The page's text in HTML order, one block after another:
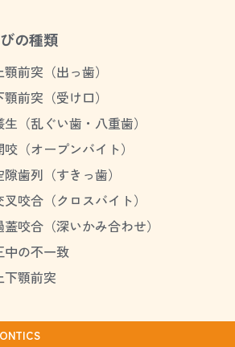
の種類
顎前突（出っ歯）
顎前突（受け口）
生（乱ぐい歯・八重歯）
咬（オープンバイト）
隙歯列（すきっ歯）
叉咬合（クロスバイト）
蓋咬合（深いかみ合わせ）
中の不一致
下顎前突